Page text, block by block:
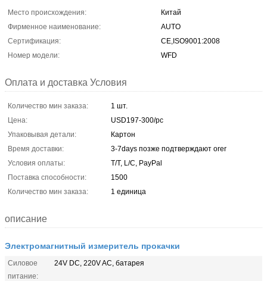
Место происхождения:
Китай
Фирменное наименование:
AUTO
Сертификация:
CE,ISO9001:2008
Номер модели:
WFD
Оплата и доставка Условия
Количество мин заказа:
1 шт.
Цена:
USD197-300/pc
Упаковывая детали:
Картон
Время доставки:
3-7days позже подтверждают orer
Условия оплаты:
T/T, L/C, PayPal
Поставка способности:
1500
Количество мин заказа:
1 единица
описание
Электромагнитный измеритель прокачки
Силовое
питание:
24V DC, 220V AC, батарея